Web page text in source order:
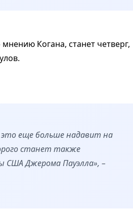
Когана, станет четверг,
еще больше надавит на
станет также
США Джерома Пауэлла», –